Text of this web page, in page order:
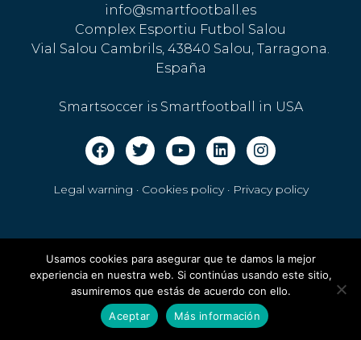
info@smartfootball.es
Complex Esportiu Futbol Salou
Vial Salou Cambrils, 43840 Salou, Tarragona.
España
Smartsoccer is Smartfootball in USA
Legal warning · Cookies policy· Privacy policy
Usamos cookies para asegurar que te damos la mejor
experiencia en nuestra web. Si continúas usando este sitio,
asumiremos que estás de acuerdo con ello.
Aceptar
Más información